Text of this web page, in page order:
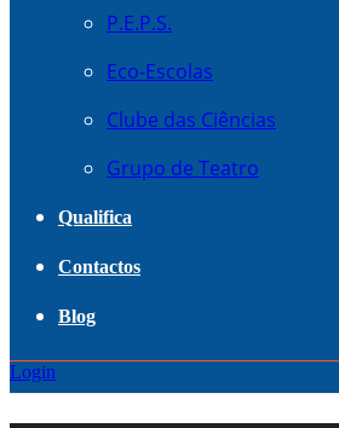
P.E.P.S.
Eco-Escolas
Clube das Ciências
Grupo de Teatro
Qualifica
Contactos
Blog
Login